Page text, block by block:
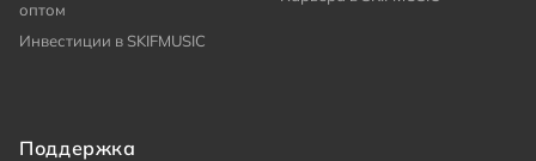
оптом
Инвестиции в SKIFMUSIC
Поддержка